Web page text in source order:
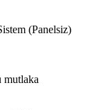
(Panelsiz)
mutlaka